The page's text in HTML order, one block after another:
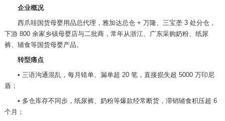
企业概况
西爪哇国货母婴用品总代理，雅加达总仓 + 万隆、三宝垄 3 处分仓，
下游 800 余家乡镇母婴店与二批商，常年从浙江、广东采购奶粉、纸尿
裤、辅食等国货母婴产品。
转型痛点
• 三语沟通混乱，每月错单、漏单超 20 笔，直接损失超 5000 万印尼
盾；
• 多仓库存不同步，纸尿裤、奶粉等爆款经常断货，滞销辅食积压超 6
个月；